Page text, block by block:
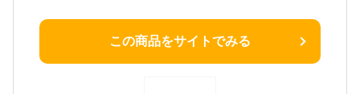
この商品をサイトでみる